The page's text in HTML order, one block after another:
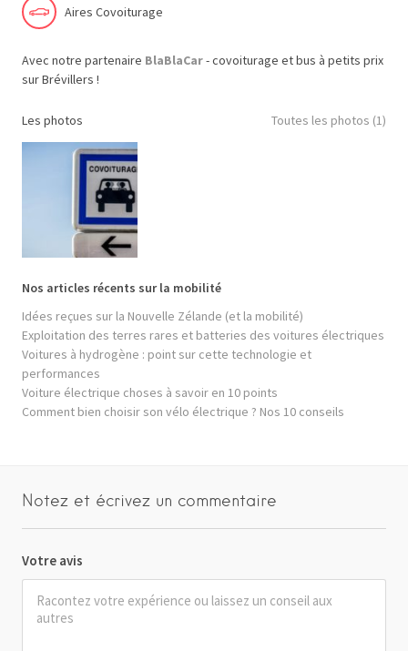
Aires Covoiturage
Avec notre partenaire BlaBlaCar- covoiturage et bus à petits prix
sur Brévillers !
Les photos Toutes les photos (1)
Nos articles récents sur la mobilité
Idées reçues sur la Nouvelle Zélande (et la mobilité)
Exploitation des terres rares et batteries des voitures électriques
Voitures à hydrogène : point sur cette technologie et
performances
Voiture électrique choses à savoir en 10 points
Comment bien choisir son vélo électrique ? Nos 10 conseils
Notez et écrivez un commentaire
Votre avis